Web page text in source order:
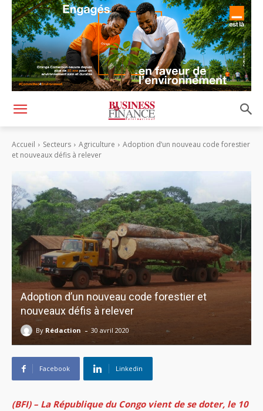
Accueil Secteurs Agriculture
Adoption d’un nouveau code forestier
et nouveaux défis à relever
Adoption d’un nouveau code forestier et
nouveaux défis à relever
By Rédaction - 30 avril 2020
Facebook Linkedin
(BFI) – La République du Congo vient de se doter, le 10